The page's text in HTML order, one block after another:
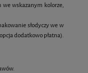
wskazanym kolorze,
słodyczy we w
dodatkowo płatna).